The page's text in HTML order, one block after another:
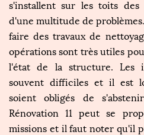
s'installent sur les toits des
d'une multitude de
faire des travaux de
opérations sont très utiles
l'état de la structure. Les
souvent difficiles et il est
soient obligés de
Rénovation 11 peut se
missions et il faut noter qu'il